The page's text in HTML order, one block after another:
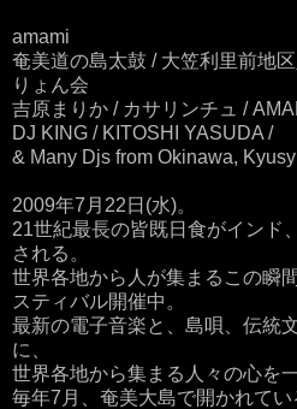
amami
奄美道の島太鼓 / 大笠利里前地
りょん会
吉原まりか / カサリンチュ /
DJ KING / KITOSHI YASUDA /
& Many Djs from Okinawa,
2009年7月22日(水)。
21世紀最長の皆既日食がインド
される。
世界各地から人が集まるこの瞬
スティバル開催中。
最新の電子音楽と、島唄、伝統
に、
世界各地から集まる人々の心を
毎年7月、奄美大島で開かれて